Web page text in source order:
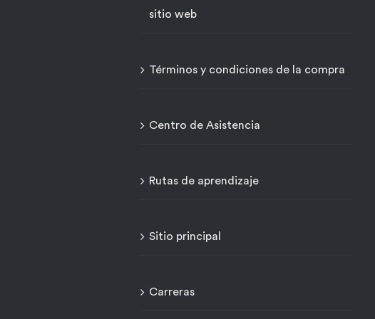
sitio web
Términos y condiciones de la compra
Centro de Asistencia
Rutas de aprendizaje
Sitio principal
Carreras